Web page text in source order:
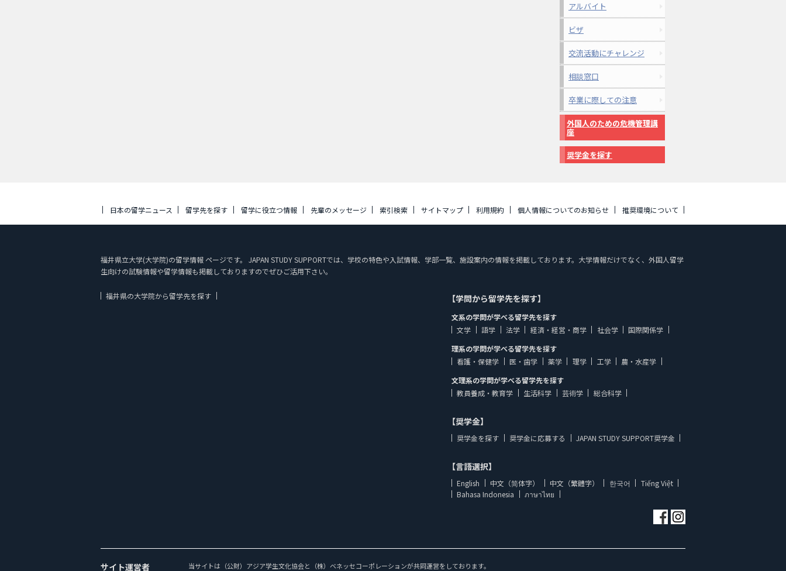
アルバイト
ビザ
交流活動にチャレンジ
相談窓口
卒業に際しての注意
外国人のための危機管理講
座
奨学金を探す
日本の留学ニュース 留学先を探す 留学に役立つ情報 先輩のメッセージ 索引検索 サイトマップ 利用規約 個人情報についてのお知らせ 推奨環境について
福井県立大学(大学院)の留学情報 ページです。 JAPAN STUDY SUPPORTでは、学校の特色や入試情報、学部一覧、施設案内の情報を掲載しております。大学情報だけでなく、外国人留学
生向けの試験情報や留学情報も掲載しておりますのでぜひご活用下さい。
福井県の大学院から留学先を探す 【学問から留学先を探す】
文系の学問が学べる留学先を探す
文学
語学 法学 経済・経営・商学 社会学
国際関係学
理系の学問が学べる留学先を探す
看護・保健学
医・歯学 薬学 理学 工学
農・水産学
文理系の学問が学べる留学先を探す
教員養成・教育学
生活科学 芸術学 総合科学
【奨学金】
奨学金を探す 奨学金に応募する JAPAN STUDY SUPPORT奨学金
【言語選択】
English 中文（简体字） 中文（繁體字） 한국어
Tiếng Việt
Bahasa Indonesia
ภาษาไทย
サイト運営者 当サイトは（公財）アジア学生文化協会と（株）ベネッセコーポレーションが共同運営をしております。